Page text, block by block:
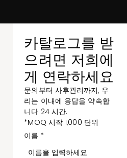
카탈로그를 받
으려면 저희에
게 연락하세요
문의부터 사후관리까지, 우
리는 이내에 응답을 약속합
니다 24 시간.
*MOQ 시작 1,000 단위
이름 *